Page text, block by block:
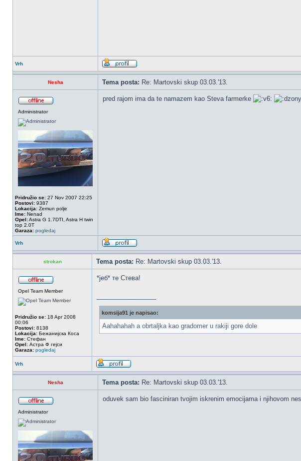
Vrh
Nesha Tema posta: Re: Martovski skup 03.03.'13.
Administrator
Pridružio se: 27 Nov 2007 22:25
Postovi: 9387
Lokacija: Zemun polje
Ime: Nenad
Opel:Astra G 1.7DTI, Astra H twin
top 2.0T
Garaza: pogledaj
pred rajom ima da te namazem kao Steva farmerke
Vrh
strokan Tema posta: Re: Martovski skup 03.03.'13.
Opel Team Member
Pridružio se: 18 Apr 2008
00:06
Postovi: 8138
Lokacija: Бежанијска Коса
Ime: Стефан
Opel: Астра Ф гејси
Garaza: pogledaj
*јеб* те Стева!
komsija91 je napisao:
Aahahahah a obrtaljka kao gradomer u rakiji gore dole
Vrh
Nesha Tema posta: Re: Martovski skup 03.03.'13.
Administrator
oduvek sam bio fasciniran tvojim iskrenim emocijama i njihovom